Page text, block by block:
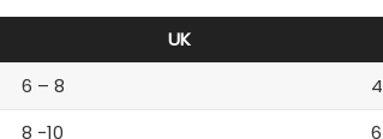
UK
6 – 8 4
8 -10 6